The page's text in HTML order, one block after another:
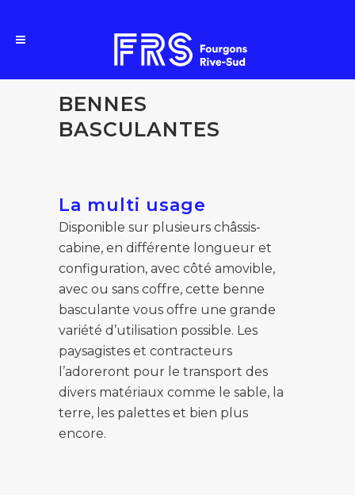
BENNES
BASCULANTES
La multi usage
Disponible sur plusieurs châssis-
cabine, en différente longueur et
configuration, avec côté amovible,
avec ou sans coffre, cette benne
basculante vous offre une grande
variété d’utilisation possible. Les
paysagistes et contracteurs
l’adoreront pour le transport des
divers matériaux comme le sable, la
terre, les palettes et bien plus
encore.